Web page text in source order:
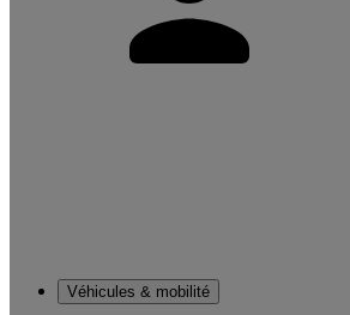
Véhicules & mobilité